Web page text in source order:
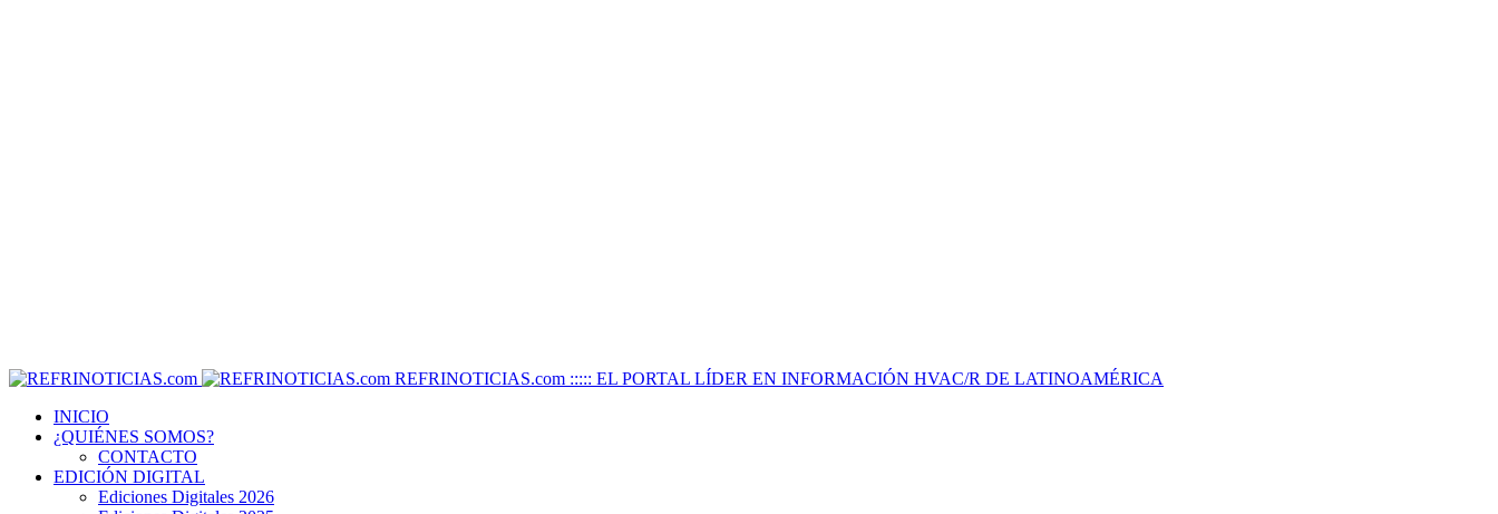
REFRINOTICIAS.com ::::: EL PORTAL LÍDER EN INFORMACIÓN HVAC/R DE LATINOAMÉRICA
INICIO
¿QUIÉNES SOMOS?
CONTACTO
EDICIÓN DIGITAL
Ediciones Digitales 2026